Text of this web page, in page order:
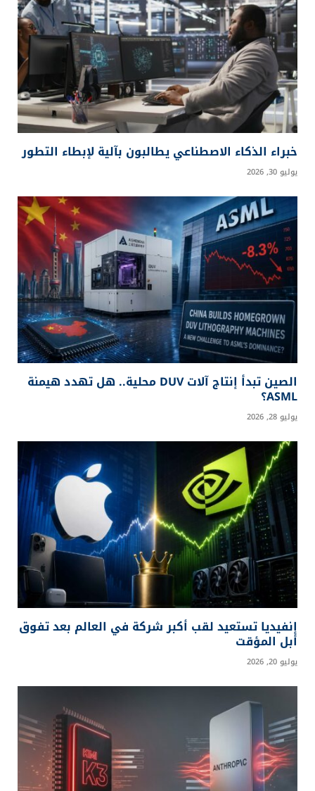
خبراء الذكاء الاصطناعي يطالبون بآلية لإبطاء التطور
يوليو 30, 2026
الصين تبدأ إنتاج آلات DUV محلية.. هل تهدد هيمنة
ASML؟
يوليو 28, 2026
إنفيديا تستعيد لقب أكبر شركة في العالم بعد تفوق
أبل المؤقت
يوليو 20, 2026